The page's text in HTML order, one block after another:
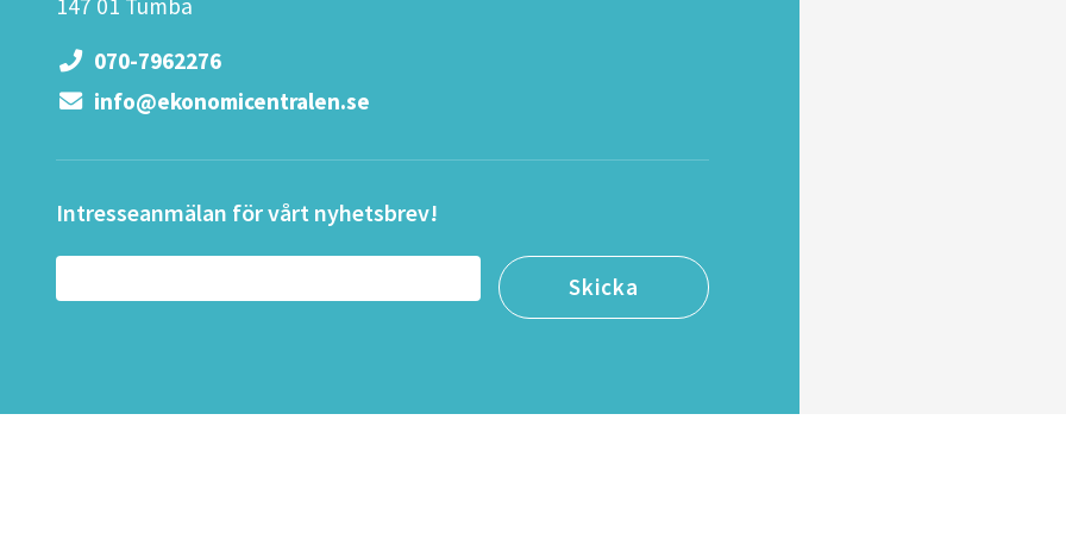
147 01 Tumba
070-7962276
info@ekonomicentralen.se
Intresseanmälan för vårt nyhetsbrev!